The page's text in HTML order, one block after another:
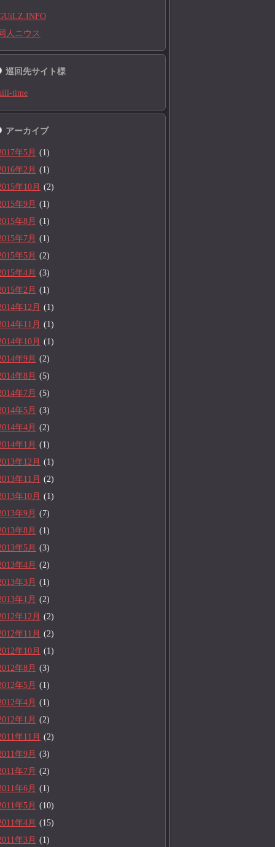
人ニウス
巡回先サイト様
time
アーカイブ
年5月 (1)
年2月 (1)
年10月 (2)
年9月 (1)
年8月 (1)
年7月 (1)
年5月 (2)
年4月 (3)
年2月 (1)
年12月 (1)
年11月 (1)
年10月 (1)
年9月 (2)
年8月 (5)
年7月 (5)
年5月 (3)
年4月 (2)
年1月 (1)
年12月 (1)
年11月 (2)
年10月 (1)
年9月 (7)
年8月 (1)
年5月 (3)
年4月 (2)
年3月 (1)
年1月 (2)
年12月 (2)
年11月 (2)
年10月 (1)
年8月 (3)
年5月 (1)
年4月 (1)
年1月 (2)
年11月 (2)
年9月 (3)
年7月 (2)
年6月 (1)
年5月 (10)
年4月 (15)
年3月 (1)